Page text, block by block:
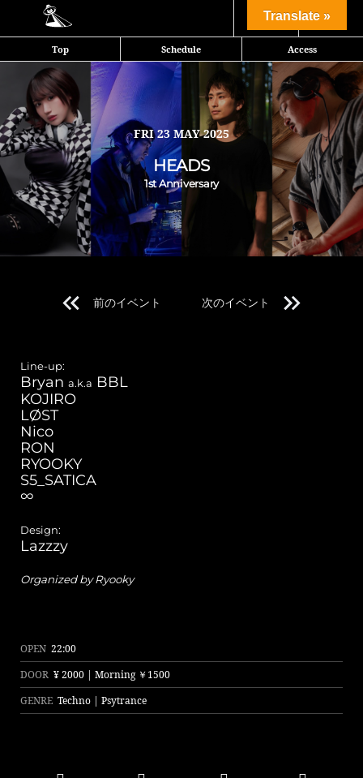
Top Schedule Access
Share
FRI 23 MAY 2025
HEADS
1st Anniversary
HEADS 1st Anniversary Party
サイトランス、テクノ、ヒップホップライブなど、数多のアーティスト
を招集したMeetingPointFestivalをオーガナイズするRyookyによる
HEADS。1周年を記念して、週末にアニバーサリーパーティを開催。
※You must be over 20 with photo ID.
本公演では20歳未満の方のご入場は一切お断りさせて頂きます。
年齢確認の為、ご入場の際に全ての方にIDチェックを実施しておりま
写真付き身分証明証をお持ち下さい。
前のイベント 次のイベント
Line-up:
Bryan a.k.a BBL
KOJIRO
LØST
Nico
RON
RYOOKY
S5_SATICA
∞
Design:
Lazzzy
Organized by Ryooky
OPEN 22:00
DOOR ¥ 2000 | Morning ￥1500
GENRE Techno | Psytrance
Translate »